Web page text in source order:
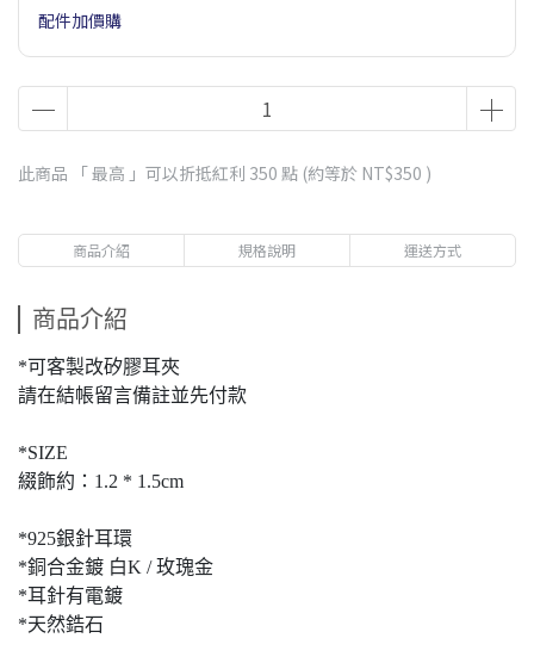
配件加價購
此商品 「 最高 」可以折抵紅利 350 點 (約等於 NT$350 )
商品介紹 規格說明 運送方式
商品介紹
*可客製改矽膠耳夾
請在結帳留言備註並先付款
*SIZE
綴飾約：1.2 * 1.5cm
*925銀針耳環
*銅合金鍍 白K / 玫瑰金
*耳針有電鍍
*天然鋯石